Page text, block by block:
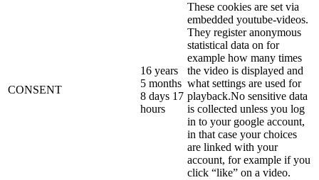
CONSENT
16 years
5 months
8 days 17
hours
These cookies are set via
embedded youtube-videos.
They register anonymous
statistical data on for
example how many times
the video is displayed and
what settings are used for
playback.No sensitive data
is collected unless you log
in to your google account,
in that case your choices
are linked with your
account, for example if you
click “like” on a video.